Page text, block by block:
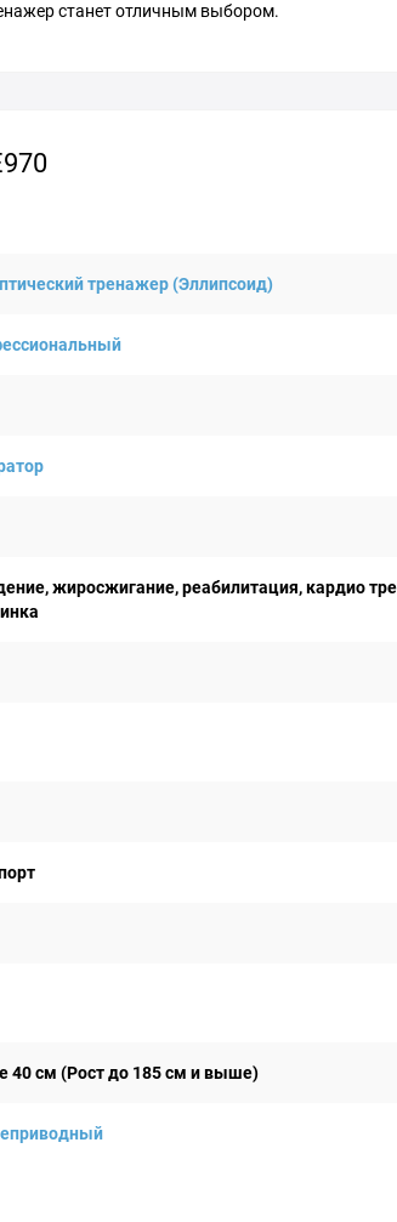
станет отличным выбором.
тренажер (Эллипсоид)
жиросжигание, реабилитация, кардио
40 см (Рост до 185 см и выше)